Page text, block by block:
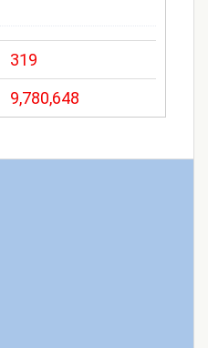
319
9,780,648